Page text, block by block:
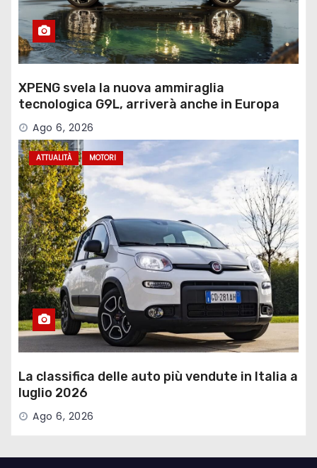
XPENG svela la nuova ammiraglia
tecnologica G9L, arriverà anche in Europa
Ago 6, 2026
ATTUALITÀ MOTORI
La classifica delle auto più vendute in Italia a
luglio 2026
Ago 6, 2026